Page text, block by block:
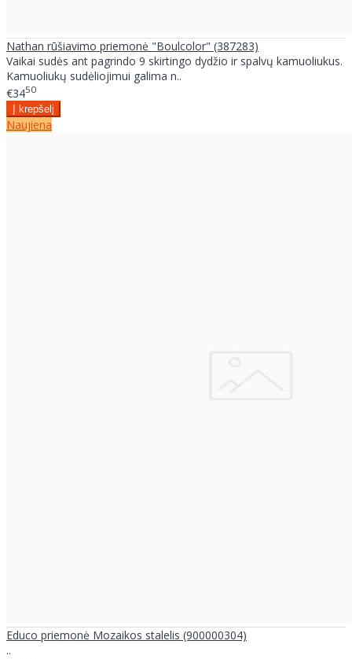
Nathan rūšiavimo priemonė "Boulcolor" (387283)
Vaikai sudės ant pagrindo 9 skirtingo dydžio ir spalvų kamuoliukus.
Kamuoliukų sudėliojimui galima n..
€3450
Naujiena
Educo priemonė Mozaikos stalelis (900000304)
..